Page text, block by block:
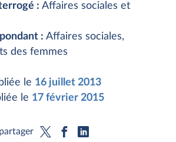
: Affaires sociales et
: Affaires sociales,
des femmes
le 16 juillet 2013
le 17 février 2015
partager